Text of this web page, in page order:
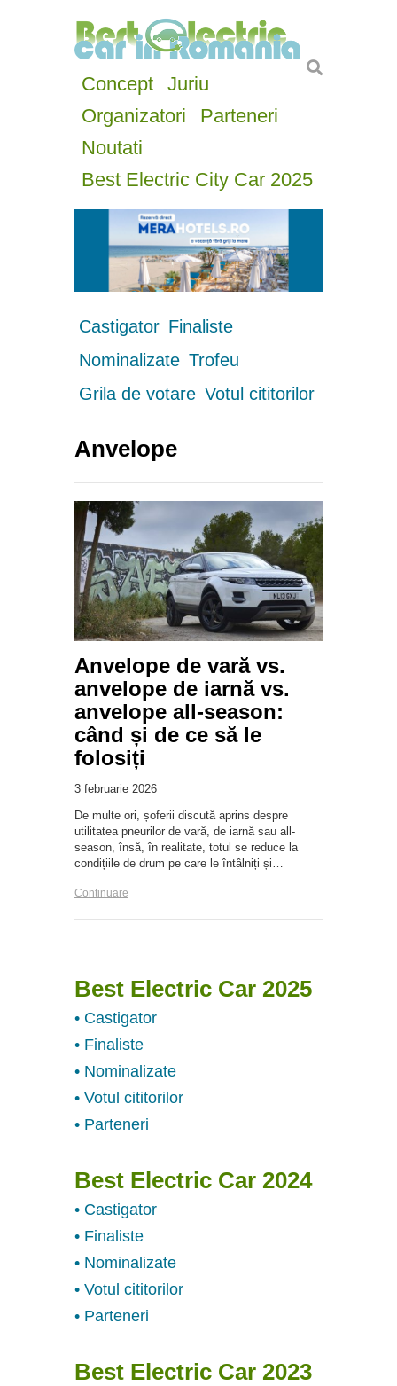
Concept
Juriu
Organizatori
Parteneri
Noutati
Best Electric City Car 2025
Castigator Finaliste
Nominalizate Trofeu
Grila de votare Votul cititorilor
Anvelope
Anvelope de vară vs.
anvelope de iarnă vs.
anvelope all-season:
când și de ce să le
folosiți
3 februarie 2026
De multe ori, șoferii discută aprins despre
utilitatea pneurilor de vară, de iarnă sau all-
season, însă, în realitate, totul se reduce la
condițiile de drum pe care le întâlniți și…
Continuare
Best Electric Car 2025
• Castigator
• Finaliste
• Nominalizate
• Votul cititorilor
• Parteneri
Best Electric Car 2024
• Castigator
• Finaliste
• Nominalizate
• Votul cititorilor
• Parteneri
Best Electric Car 2023